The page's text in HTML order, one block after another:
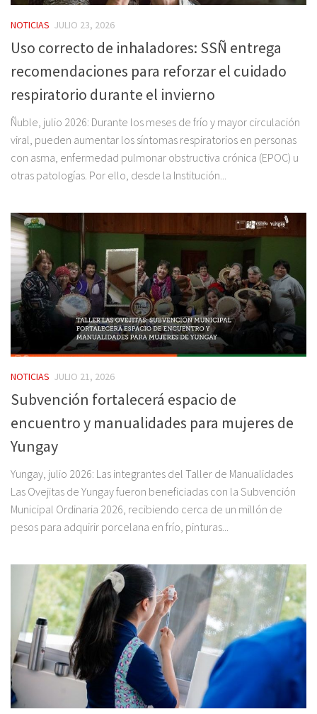
NOTICIAS JULIO 23, 2026
Uso correcto de inhaladores: SSÑ entrega
recomendaciones para reforzar el cuidado
respiratorio durante el invierno
Ñuble, julio 2026: Durante los meses de frío y mayor circulación
viral, pueden aumentar los síntomas respiratorios en personas
con asma, enfermedad pulmonar obstructiva crónica (EPOC) u
otras patologías. Por ello, desde la Institución...
NOTICIAS JULIO 21, 2026
Subvención fortalecerá espacio de
encuentro y manualidades para mujeres de
Yungay
Yungay, julio 2026: Las integrantes del Taller de Manualidades
Las Ovejitas de Yungay fueron beneficiadas con la Subvención
Municipal Ordinaria 2026, recibiendo cerca de un millón de
pesos para adquirir porcelana en frío, pinturas...